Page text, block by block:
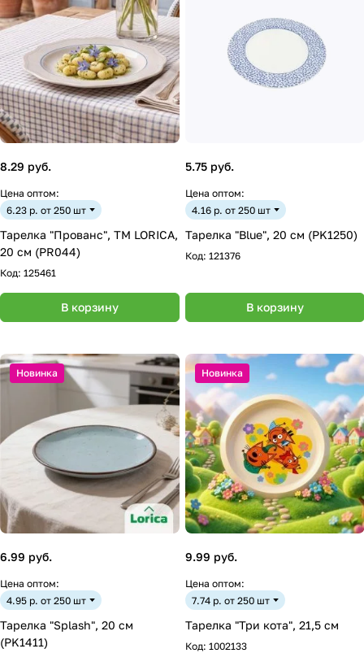
8.29 руб.
Цена оптом:
6.23 р. от 250 шт
Тарелка "Прованс", ТМ LORICA,
20 см (PR044)
Код: 125461
В корзину
5.75 руб.
Цена оптом:
4.16 р. от 250 шт
Тарелка "Blue", 20 см (PK1250)
Код: 121376
В корзину
Новинка
6.99 руб.
Цена оптом:
4.95 р. от 250 шт
Тарелка "Splash", 20 см
(PK1411)
Новинка
9.99 руб.
Цена оптом:
7.74 р. от 250 шт
Тарелка "Три кота", 21,5 см
Код: 1002133